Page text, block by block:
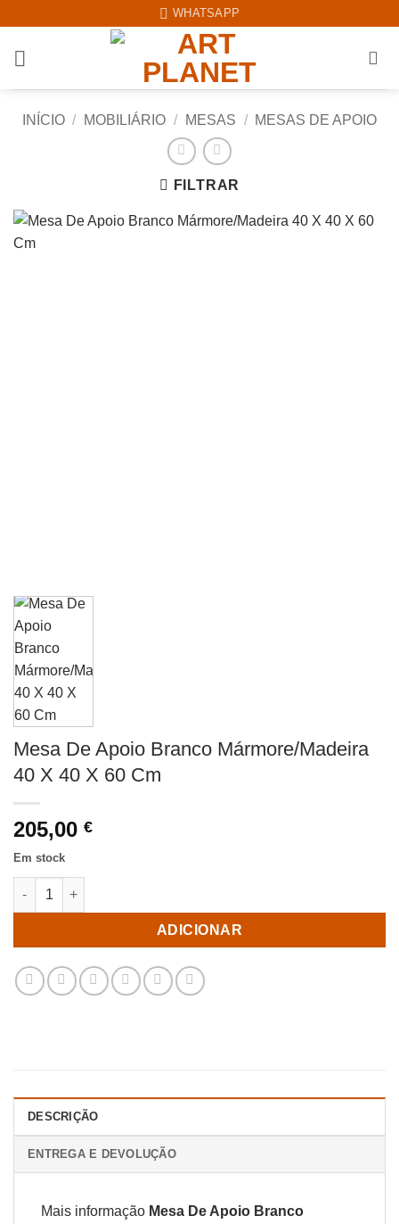
content
WHATSAPP
INÍCIO / MOBILIÁRIO / MESAS / MESAS DE APOIO
FILTRAR
Mesa De Apoio Branco Mármore/Madeira
40 X 40 X 60 Cm
205,00 €
Em stock
Quantidade de Mesa De Apoio Branco Mármore/Madeira 40 X
ADICIONAR
DESCRIÇÃO
ENTREGA E DEVOLUÇÃO
Mais informação Mesa De Apoio Branco